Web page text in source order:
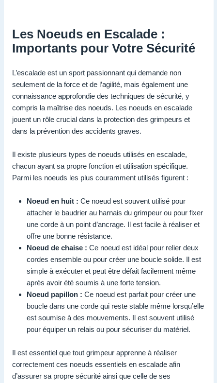
Les Noeuds en Escalade :
Importants pour Votre Sécurité
L’escalade est un sport passionnant qui demande non
seulement de la force et de l’agilité, mais également une
connaissance approfondie des techniques de sécurité, y
compris la maîtrise des noeuds. Les noeuds en escalade
jouent un rôle crucial dans la protection des grimpeurs et
dans la prévention des accidents graves.
Il existe plusieurs types de noeuds utilisés en escalade,
chacun ayant sa propre fonction et utilisation spécifique.
Parmi les noeuds les plus couramment utilisés figurent :
Noeud en huit : Ce noeud est souvent utilisé pour
attacher le baudrier au harnais du grimpeur ou pour fixer
une corde à un point d’ancrage. Il est facile à réaliser et
offre une bonne résistance.
Noeud de chaise : Ce noeud est idéal pour relier deux
cordes ensemble ou pour créer une boucle solide. Il est
simple à exécuter et peut être défait facilement même
après avoir été soumis à une forte tension.
Noeud papillon : Ce noeud est parfait pour créer une
boucle dans une corde qui reste stable même lorsqu’elle
est soumise à des mouvements. Il est souvent utilisé
pour équiper un relais ou pour sécuriser du matériel.
Il est essentiel que tout grimpeur apprenne à réaliser
correctement ces noeuds essentiels en escalade afin
d’assurer sa propre sécurité ainsi que celle de ses